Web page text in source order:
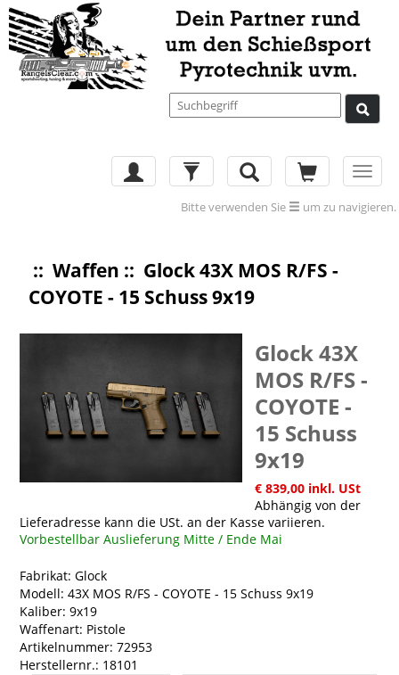
Bitte verwenden Sie um zu navigieren.
::Waffen :: Glock 43X MOS R/FS -
COYOTE - 15 Schuss 9x19
Glock 43X
MOS R/FS -
COYOTE -
15 Schuss
9x19
€ 839,00 inkl. USt
Abhängig von der
Lieferadresse kann die USt. an der Kasse variieren.
Vorbestellbar Auslieferung Mitte / Ende Mai
Fabrikat: Glock
Modell: 43X MOS R/FS - COYOTE - 15 Schuss 9x19
Kaliber: 9x19
Waffenart: Pistole
Artikelnummer: 72953
Herstellernr.: 18101